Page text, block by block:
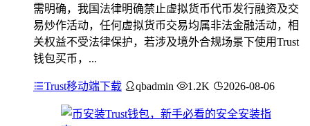
需明确，我国法律明确禁止虚拟货币代币发行融资及交
易炒作活动，任何虚拟货币交易均属非法金融活动，相
关权益不受法律保护，若涉及境外合规场景下使用Trust
钱包买币，...
Trust移动端下载 qbadmin 1.2K 2026-08-06